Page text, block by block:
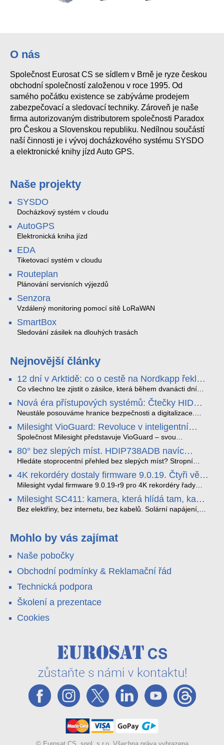
O nás
Společnost Eurosat CS se sídlem v Brně je ryze českou
obchodní společností založenou v roce 1995. Od
samého počátku existence se zabýváme prodejem
zabezpečovací a sledovací techniky. Zároveň je naše
firma autorizovaným distributorem společnosti Paradox
pro Českou a Slovenskou republiku. Nedílnou součástí
naší činnosti je i vývoj docházkového systému SYSDO
a elektronické knihy jízd Auto GPS.
Naše projekty
SYSDO
Docházkový systém v cloudu
AutoGPS
Elektronická kniha jízd
EDA
Tiketovací systém v cloudu
Routeplan
Plánování servisních výjezdů
Senzora
Vzdálený monitoring pomocí sítě LoRaWAN
SmartBox
Sledování zásilek na dlouhých trasách
Nejnovější články
12 dní v Arktidě: co o cestě na Nordkapp řekla
data ze SMARTBOX 2 MAX
Co všechno lze zjistit o zásilce, která během dvanácti dní
projede Arktidou? SMARTBOX 2 MAX jsme vzali na trasu z
Tromsø přes Lofoty, Kirunu a finské Laponsko až na
Nordkapp. Bez jediného dobití, v mrazu až −13 °C a mimo
otřesy i náklon. Výsledkem není jen čára na mapě, ale
podrobný datový příběh celé cesty.
Nová éra přístupových systémů: Čtečky HID
Signo
Neustále posouváme hranice bezpečnosti a digitalizace.
v oblasti kontroly přístupu – moderní a vysoce univerzální
čtečky HID Signo.
Milesight VioGuard: Revoluce v inteligentní
detekci dopravních přestupků
Společnost Milesight představuje VioGuard – svou
dopravních přestupků. Tento systém, poháněný
sofistikovanými algoritmy umělé inteligence (AI), je navržen
tak, aby poskytoval komplexní nástroje pro vymáhání
dopravních předpisů, zvyšoval bezpečnost na silnicích a
optimalizoval plynulost dopravy v moderních městech.
80° bez slepých míst. HDIP738ADB navíc
streamuje na YouTube – bez PC.
Hledáte stoprocentní přehled bez slepých míst? Stropní
panoramatická kamera HDIP738ADB skládá obraz ze dvou
4MP senzorů SONY do jednoho čistého 180° záběru bez
zkreslení. K tomu přidává AI detekci osob a vozidel,
YouTube – bez běžícího počítače.
4K rekordéry dostaly firmware 9.0.19. Čtyři věci,
které musíte vědět.
Milesight vydal firmware 9.0.19-r9 pro 4K rekordéry řady
které vám zjednoduší práci – a jedna z nich vám ušetří
spoustu zbytečných výjezdů k zákazníkům.
Milesight SC411: kamera, která hlídá tam, kam
kabel nedosáhne
Bez elektřiny, bez internetu, bez kabelů. Solární napájení,
váš telefon. Podívejte se na video.
Mohlo by vás zajímat
Naše pobočky
Obchodní podmínky & Reklamační řád
Technická podpora
Školení a prezentace
Cookies